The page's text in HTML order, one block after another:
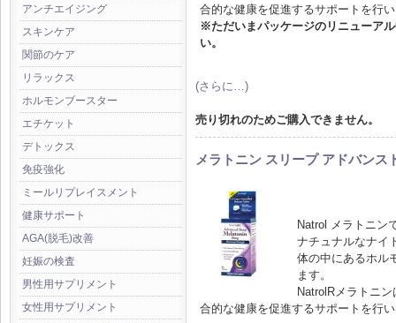
アンチエイジング
スキンケア
関節のケア
リラックス
ホルモンブースター
エチケット
デトックス
免疫強化
ミールリプレイスメント
健康サポート
AGA(脱毛)改善
妊娠の検査
男性用サプリメント
女性用サプリメント
合的な健康を促進するサポートを行
※ただいまパッケージのリニューア
い。
(さらに…)
売り切れのためご購入できません。
メラトニン スリープ アドバンス
Natrol メラトニン
ナチュナルなナイ
体の中にあるホル
ます。
NatrolRメラトニ
合的な健康を促進するサポートを行